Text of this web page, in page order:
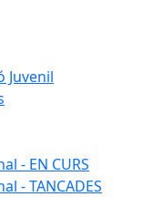
Juvenil
- EN CURS
- TANCADES